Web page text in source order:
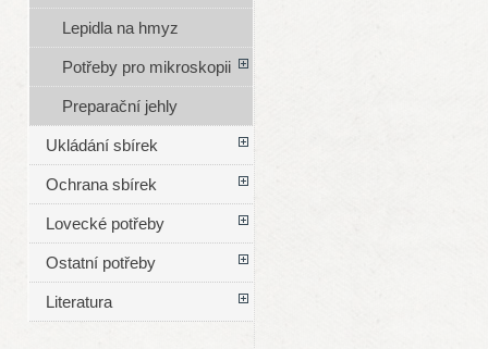
Lepidla na hmyz
Potřeby pro mikroskopii
Preparační jehly
Ukládání sbírek
Ochrana sbírek
Lovecké potřeby
Ostatní potřeby
Literatura